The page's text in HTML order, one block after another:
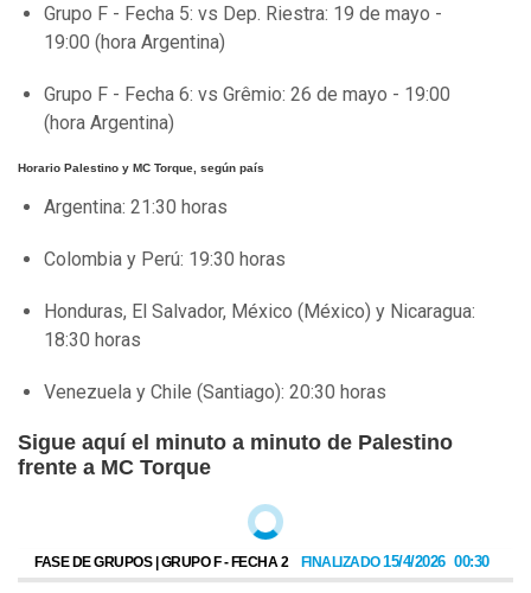
Grupo F - Fecha 5: vs Dep. Riestra: 19 de mayo -
19:00 (hora Argentina)
Grupo F - Fecha 6: vs Grêmio: 26 de mayo - 19:00
(hora Argentina)
Horario Palestino y MC Torque, según país
Argentina: 21:30 horas
Colombia y Perú: 19:30 horas
Honduras, El Salvador, México (México) y Nicaragua:
18:30 horas
Venezuela y Chile (Santiago): 20:30 horas
Sigue aquí el minuto a minuto de Palestino
frente a MC Torque